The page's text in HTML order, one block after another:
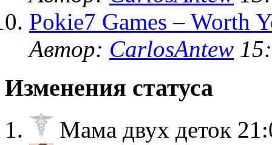
Pokie7 Games – Worth
Автор: CarlosAntew
Изменения статуса
Мама двух деток